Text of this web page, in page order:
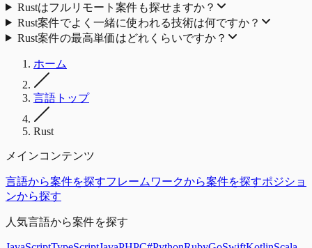
Rustはフルリモート案件も探せますか？
Rust案件でよく一緒に使われる技術は何ですか？
Rust案件の最高単価はどれくらいですか？
ホーム
言語トップ
Rust
メインコンテンツ
言語から案件を探すフレームワークから案件を探すポジショ
ンから探す
人気言語から案件を探す